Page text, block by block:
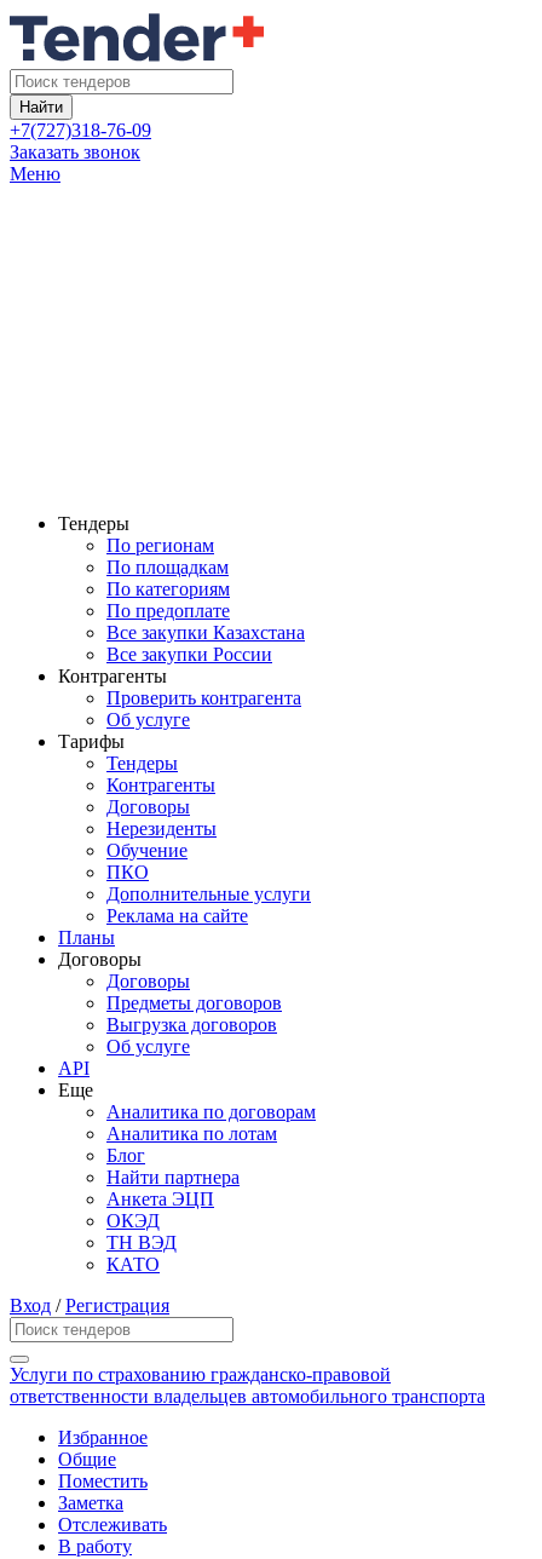
Найти
+7(727)318-76-09
Заказать звонок
Меню
Тендеры
По регионам
По площадкам
По категориям
По предоплате
Все закупки Казахстана
Все закупки России
Контрагенты
Проверить контрагента
Об услуге
Тарифы
Тендеры
Контрагенты
Договоры
Нерезиденты
Обучение
ПКО
Дополнительные услуги
Реклама на сайте
Планы
Договоры
Договоры
Предметы договоров
Выгрузка договоров
Об услуге
API
Еще
Аналитика по договорам
Аналитика по лотам
Блог
Найти партнера
Анкета ЭЦП
ОКЭД
ТН ВЭД
КАТО
Вход /Регистрация
Услуги по страхованию гражданско-правовой
ответственности владельцев автомобильного транспорта
Избранное
Общие
Поместить
Заметка
Отслеживать
В работу